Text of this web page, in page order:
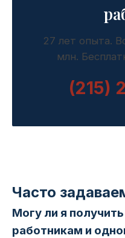
27 лет опыта.
млн.
(215)
Часто
Могу ли я
работникам и